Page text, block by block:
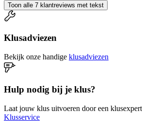
Toon alle 7 klantreviews met tekst
Klusadviezen
Bekijk onze handige klusadviezen
Hulp nodig bij je klus?
Laat jouw klus uitvoeren door een
Klusservice